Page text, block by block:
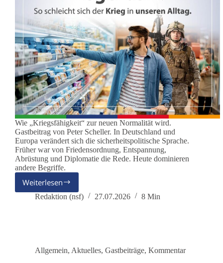
Wie „Kriegsfähigkeit“ zur neuen Normalität wird.
Gastbeitrag von Peter Scheller. In Deutschland und
Europa verändert sich die sicherheitspolitische Sprache.
Früher war von Friedensordnung, Entspannung,
Abrüstung und Diplomatie die Rede. Heute dominieren
andere Begriffe.
WeiterlesenDeutschland
übt
Redaktion (nsf) 27.07.2026 8 Min
Allgemein, Aktuelles, Gastbeiträge, Kommentar